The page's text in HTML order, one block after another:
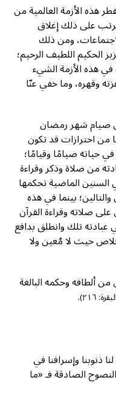
هذه الأزمة العالمية من
على ذلك إغلاق
ومن ذلك
الحكيم اللطيف الرحيم؛
في هذه الأزمة الشيء
وقهره، وما خفي عنّا
أن صيام شهر رمضان
من احترازات قد تكون
صيامًا وقيامًا؛
من صلاة وذكر وقراءة
الماضية تحكمها
بينما في هذه
صلاته وقراءة القرآن
عبادته تلك وانطلق بدافع
حيث لا مُعين ولا
ألطافه وحكمه البالغة
٢١٦) .
ذنوبنا وإسرافنا في
النصوح الصادقة فـ «ما